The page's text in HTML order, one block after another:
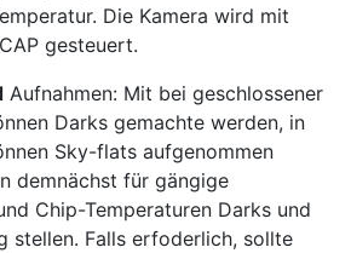
Die Kamera wird mit
gesteuert.
Aufnahmen: Mit bei geschlossener
Darks gemachte werden, in
Sky-flats aufgenommen
demnächst für gängige
Chip-Temperaturen Darks und
stellen. Falls erfoderlich, sollte